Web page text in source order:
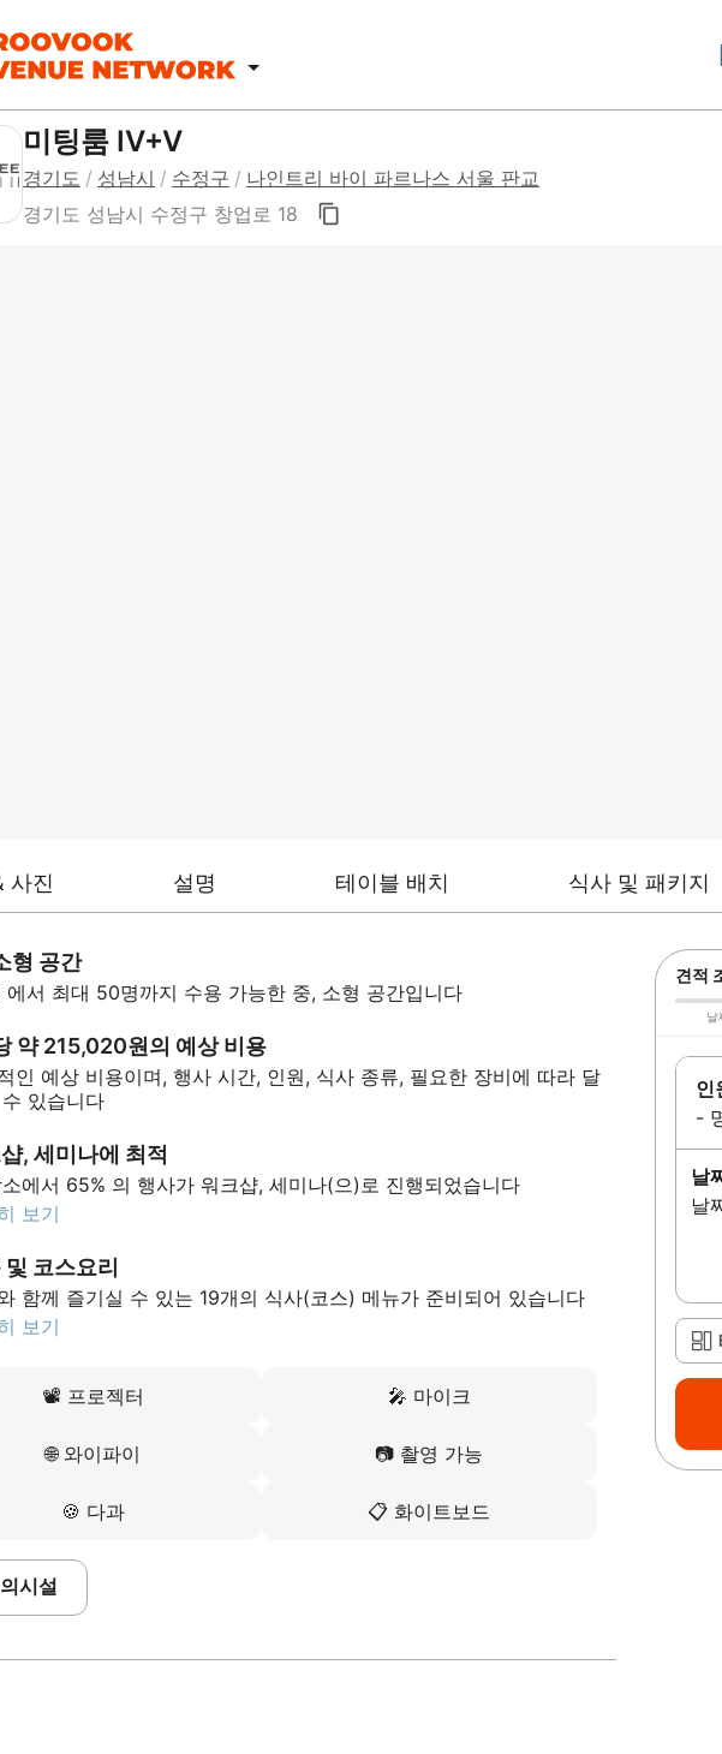
미팅룸 IV+V
경기도 / 성남시 / 수정구 / 나인트리 바이 파르나스 서울 판교
경기도 성남시 수정구 창업로 18
사진 설명 테이블 배치 식사 및 패키지
형 공간
에서 최대 50명까지 수용 가능한 중, 소형 공간입니다
약 215,020원의 예상 비용
인 예상 비용이며, 행사 시간, 인원, 식사 종류, 필요한 장비에 따라 달
있습니다
, 세미나에 최적
에서 65% 의 행사가 워크샵, 세미나(으)로 진행되었습니다
보기
및 코스요리
함께 즐기실 수 있는 19개의 식사(코스) 메뉴가 준비되어 있습니다
보기
📽️ 프로젝터 🎤 마이크
🌐 와이파이 📷 촬영 가능
🍪 다과 📋 화이트보드
시설
견적
날
인
-
날
날